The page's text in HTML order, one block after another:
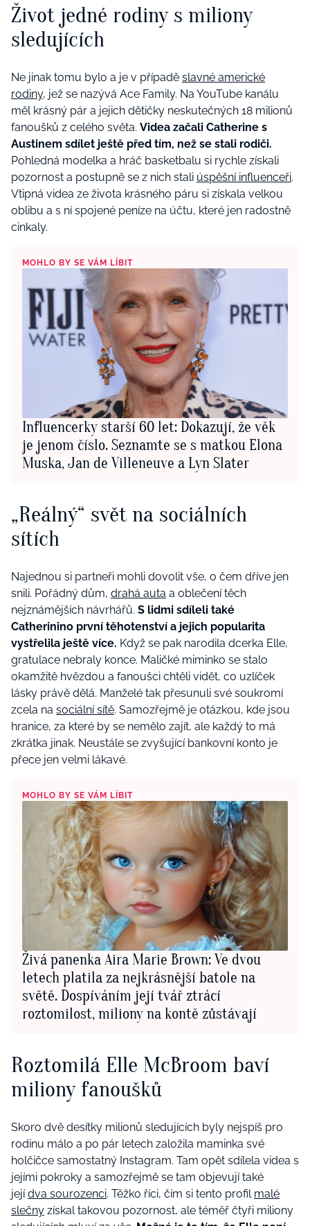
Život jedné rodiny s miliony
sledujících
Ne jinak tomu bylo a je v případě slavné americké
rodiny, jež se nazývá Ace Family. Na YouTube kanálu
měl krásný pár a jejich dětičky neskutečných 18 milionů
fanoušků z celého světa. Videa začali Catherine s
Austinem sdílet ještě před tím, než se stali rodiči.
Pohledná modelka a hráč basketbalu si rychle získali
pozornost a postupně se z nich stali úspěšní influenceři.
Vtipná videa ze života krásného páru si získala velkou
oblibu a s ní spojené peníze na účtu, které jen radostně
cinkaly.
MOHLO BY SE VÁM LÍBIT
Influencerky starší 60 let: Dokazují, že věk
je jenom číslo. Seznamte se s matkou Elona
Muska, Jan de Villeneuve a Lyn Slater
„Reálný“ svět na sociálních
sítích
Najednou si partneři mohli dovolit vše, o čem dříve jen
snili. Pořádný dům, drahá auta a oblečení těch
nejznámějších návrhářů. S lidmi sdíleli také
Catherinino první těhotenství a jejich popularita
vystřelila ještě více. Když se pak narodila dcerka Elle,
gratulace nebraly konce. Maličké miminko se stalo
okamžitě hvězdou a fanoušci chtěli vidět, co uzlíček
lásky právě dělá. Manželé tak přesunuli své soukromí
zcela na sociální sítě. Samozřejmě je otázkou, kde jsou
hranice, za které by se nemělo zajít, ale každý to má
zkrátka jinak. Neustále se zvyšující bankovní konto je
přece jen velmi lákavé.
MOHLO BY SE VÁM LÍBIT
Živá panenka Aira Marie Brown: Ve dvou
letech platila za nejkrásnější batole na
světě. Dospíváním její tvář ztrácí
roztomilost, miliony na kontě zůstávají
Roztomilá Elle McBroom baví
miliony fanoušků
Skoro dvě desítky milionů sledujících byly nejspíš pro
rodinu málo a po pár letech založila maminka své
holčičce samostatný Instagram. Tam opět sdílela videa s
jejími pokroky a samozřejmě se tam objevují také
jejídva sourozenci. Těžko říci, čím si tento profil malé
slečny získal takovou pozornost, ale téměř čtyři miliony